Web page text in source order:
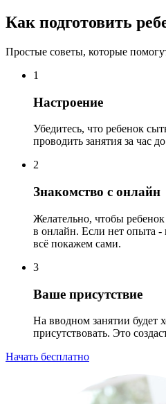
Как подготовить
Простые советы, которые
1
Настроение
Убедитесь, что ребенок
проводить занятия за час
2
Знакомство с онлайн
Желательно, чтобы
в онлайн. Если нет опыта
всё покажем сами.
3
Ваше присутствие
На вводном занятии будет
присутствовать. Это
Начать бесплатно